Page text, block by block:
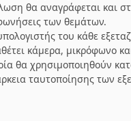
θα αναγράφεται και
των θεμάτων.
του κάθε
κάμερα, μικρόφωνο
θα χρησιμοποιηθούν
ταυτοποίησης των